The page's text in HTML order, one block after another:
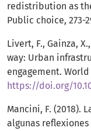
redistribution as
Public choice, 273-
Livert, F., Gainza,
way: Urban
engagement. World
https://doi.org/
Mancini, F. (2018).
algunas reflexiones